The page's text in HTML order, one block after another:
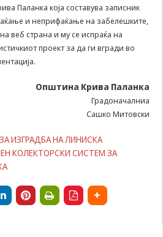
Паланка која составува записник
и неприфаќање на забелешките,
веб страна и му се испраќа на
проект за да ги вгради во
Општина Крива Паланка
Сашко Митовски
ИЗГРАДБА НА ЛИНИСКА
КОЛЕКТОРСКИ СИСТЕМ ЗА
visit. If you
refuse these
cookies,
some
functionality
from the
Marketing
By sharing
behavior as
you visit our